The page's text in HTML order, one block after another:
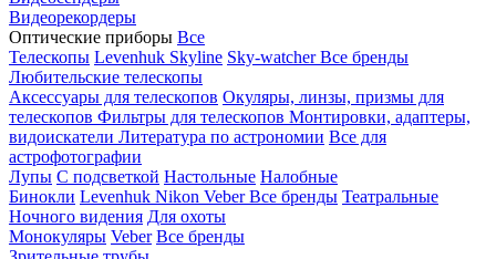
Видеорекордеры
Оптические приборы Все
Телескопы Levenhuk Skyline Sky-watcherВсе бренды
Любительские телескопы
Аксессуары для телескопов Окуляры, линзы, призмы для
телескопов Фильтры для телескопов Монтировки, адаптеры,
видоискатели Литература по астрономии Все для
астрофотографии
Лупы С подсветкой Настольные Налобные
Бинокли Levenhuk Nikon VeberВсе бренды Театральные
Ночного видения Для охоты
Монокуляры Veber Все бренды